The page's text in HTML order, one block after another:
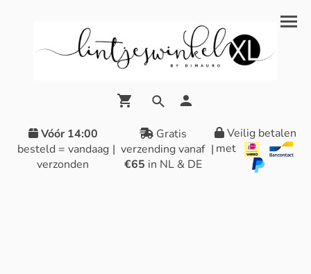
Vóór 14:00
besteld = vandaag
verzonden
|
Gratis
verzending vanaf
€65 in NL & DE
|
Veilig betalen
met